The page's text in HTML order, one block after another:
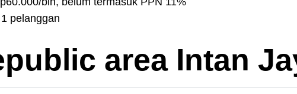
pelanggan
area Intan